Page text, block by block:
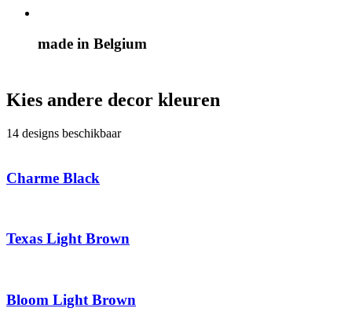
made in Belgium
Kies andere decor kleuren
14 designs beschikbaar
Charme Black
Texas Light Brown
Bloom Light Brown